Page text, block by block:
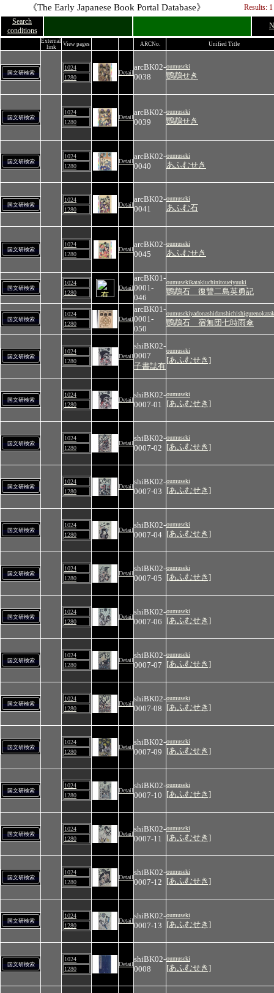
《The Early Japanese Book Portal Database》
Results:
Search
conditions
External
link
View pages ARCNo. Unified Title
国文研検索
1024
1280
Detail
arcBK02-
0038
oumuseki
鸚鵡せき
国文研検索
1024
1280
Detail
arcBK02-
0039
oumuseki
鸚鵡せき
国文研検索
1024
1280
Detail
arcBK02-
0040
oumuseki
あふむせき
国文研検索
1024
1280
Detail
arcBK02-
0041
oumuseki
あふむ石
国文研検索
1024
1280
Detail
arcBK02-
0045
oumuseki
あふむせき
国文研検索
1024
1280
Detail
arcBK01-
0001-
046
oumusekikatakiuchinitoueiyuuki
鸚鵡石 復讐二島英勇記
国文研検索
1024
1280
Detail
arcBK01-
0001-
050
鸚鵡石 宿無団七時雨傘
国文研検索
1024
1280
Detail
shiBK02-
0007
子書誌有
oumuseki
[あふむせき]
国文研検索
1024
1280
Detail
shiBK02-
0007-01
oumuseki
[あふむせき]
国文研検索
1024
1280
Detail
shiBK02-
0007-02
oumuseki
[あふむせき]
国文研検索
1024
1280
Detail
shiBK02-
0007-03
oumuseki
[あふむせき]
国文研検索
1024
1280
Detail
shiBK02-
0007-04
oumuseki
[あふむせき]
国文研検索
1024
1280
Detail
shiBK02-
0007-05
oumuseki
[あふむせき]
国文研検索
1024
1280
Detail
shiBK02-
0007-06
oumuseki
[あふむせき]
国文研検索
1024
1280
Detail
shiBK02-
0007-07
oumuseki
[あふむせき]
国文研検索
1024
1280
Detail
shiBK02-
0007-08
oumuseki
[あふむせき]
国文研検索
1024
1280
Detail
shiBK02-
0007-09
oumuseki
[あふむせき]
国文研検索
1024
1280
Detail
shiBK02-
0007-10
oumuseki
[あふむせき]
国文研検索
1024
1280
Detail
shiBK02-
0007-11
oumuseki
[あふむせき]
国文研検索
1024
1280
Detail
shiBK02-
0007-12
oumuseki
[あふむせき]
国文研検索
1024
1280
Detail
shiBK02-
0007-13
oumuseki
[あふむせき]
国文研検索
1024
1280
Detail
shiBK02-
0008
oumuseki
[あふむせき]